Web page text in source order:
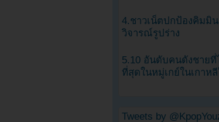
4.ชาวเน็ตปกป้องคิมมิ
วิจารณ์รูปร่าง
5.10 อันดับคนดังชาย
ที่สุดในหมู่เกย์ในเกาห
Tweets by